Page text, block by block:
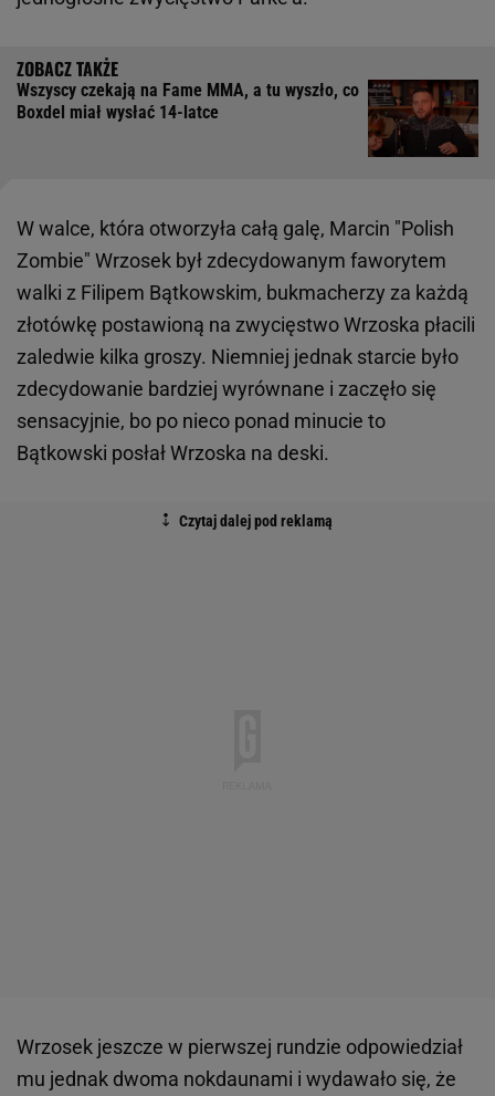
Wszyscy czekają na Fame MMA, a tu wyszło, co
Boxdel miał wysłać 14-latce
W walce, która otworzyła całą galę, Marcin "Polish
Zombie" Wrzosek był zdecydowanym faworytem
walki z Filipem Bątkowskim, bukmacherzy za każdą
złotówkę postawioną na zwycięstwo Wrzoska płacili
zaledwie kilka groszy. Niemniej jednak starcie było
zdecydowanie bardziej wyrównane i zaczęło się
sensacyjnie, bo po nieco ponad minucie to
Bątkowski posłał Wrzoska na deski.
Wrzosek jeszcze w pierwszej rundzie odpowiedział
mu jednak dwoma nokdaunami i wydawało się, że